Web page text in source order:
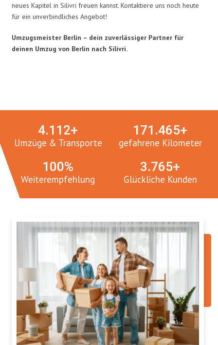
neues Kapitel in Silivri freuen kannst. Kontaktiere uns noch heute
für ein unverbindliches Angebot!
Umzugsmeister Berlin – dein zuverlässiger Partner für
deinen Umzug von Berlin nach Silivri.
Umzüge & Transporte
4.112+
gefahrene Kilometer
171.465+
Weiterempfehlung
100%
Glückliche Kunden
3.765+